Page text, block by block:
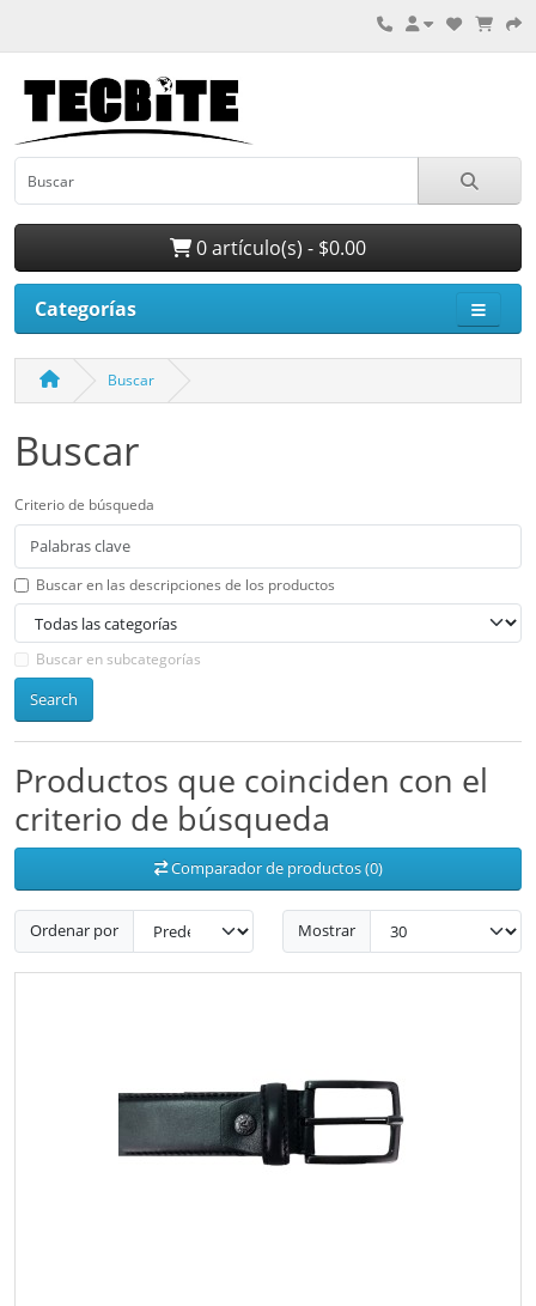
0 artículo(s) - $0.00
Categorías
Buscar
Buscar
Criterio de búsqueda
Buscar en las descripciones de los productos
Buscar en subcategorías
Search
Productos que coinciden con el
criterio de búsqueda
Comparador de productos (0)
Ordenar por Mostrar